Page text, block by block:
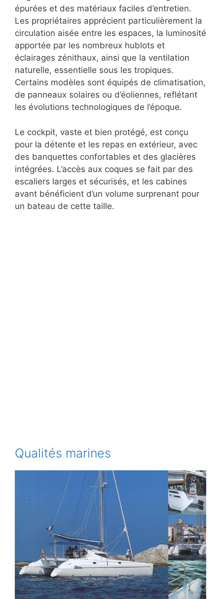
épurées et des matériaux faciles d’entretien.
Les propriétaires apprécient particulièrement la
circulation aisée entre les espaces, la luminosité
apportée par les nombreux hublots et
éclairages zénithaux, ainsi que la ventilation
naturelle, essentielle sous les tropiques.
Certains modèles sont équipés de climatisation,
de panneaux solaires ou d’éoliennes, reflétant
les évolutions technologiques de l’époque.
Le cockpit, vaste et bien protégé, est conçu
pour la détente et les repas en extérieur, avec
des banquettes confortables et des glacières
intégrées. L’accès aux coques se fait par des
escaliers larges et sécurisés, et les cabines
avant bénéficient d’un volume surprenant pour
un bateau de cette taille.
Qualités marines